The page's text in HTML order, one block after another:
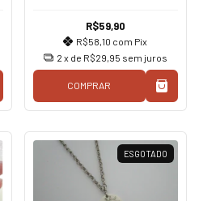
R$59,90
R$58,10 com Pix
2 x de R$29,95 sem juros
COMPRAR
ESGOTADO